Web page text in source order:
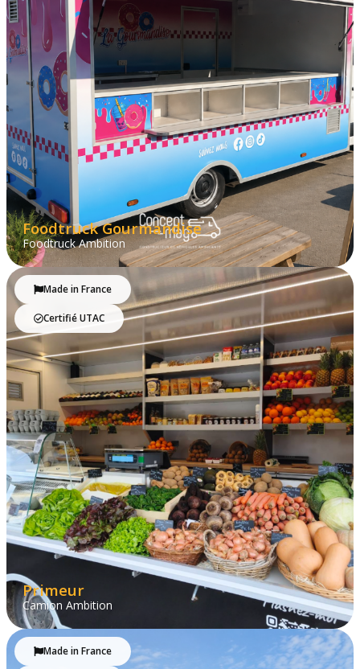
Foodtruck Gourmandise
Foodtruck Ambition
Made in France
Certifié UTAC
Primeur
Camion Ambition
Made in France